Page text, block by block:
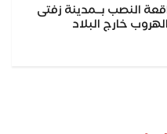
النصب بــمدينة زفتى
خارج البلاد